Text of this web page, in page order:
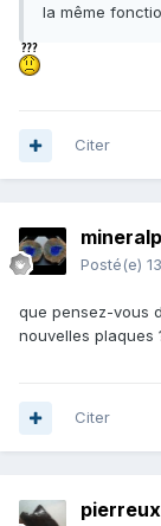
la même
Citer
Posté(e)
que pensez-vous
nouvelles plaques
Citer
pierreux